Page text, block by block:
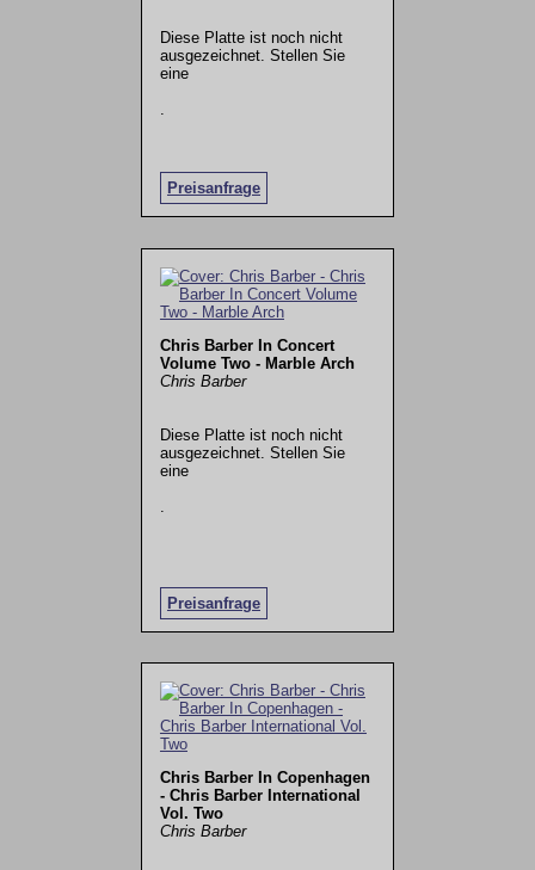
Diese Platte ist noch nicht
ausgezeichnet. Stellen Sie
eine
Preisanfrage
.
Chris Barber In Concert
Volume Two - Marble Arch
Chris Barber
Diese Platte ist noch nicht
ausgezeichnet. Stellen Sie
eine
Preisanfrage
Chris Barber In Copenhagen
- Chris Barber International
Vol. Two
Chris Barber